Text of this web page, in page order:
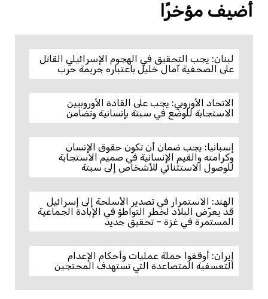
أضيف مؤخرًا
لبنان: يجب التحقيق في الهجوم الإسرائيلي القاتل
على الصحفية آمال خليل باعتباره جريمة حرب
الاتحاد الأوروبي: يجب على القادة الأوروبيين
الاستجابة للوضع في سبتة بإنسانية وتضامن
إسبانيا: يجب ضمان أن تكون حقوق الإنسان
وكرامته والقيم الإنسانية في صميم الاستجابة
للوصول الاستثنائي للأشخاص إلى سبتة
الهند: الاستمرار في تصدير الأسلحة إلى إسرائيل
قد يعرّض البلاد لخطر التواطؤ في الإبادة الجماعية
المستمرة في غزة – تحقيق جديد
إيران: أوقفوا حملة عمليات وأحكام الإعدام
التعسفية المتصاعدة التي تستهدف المحتجين